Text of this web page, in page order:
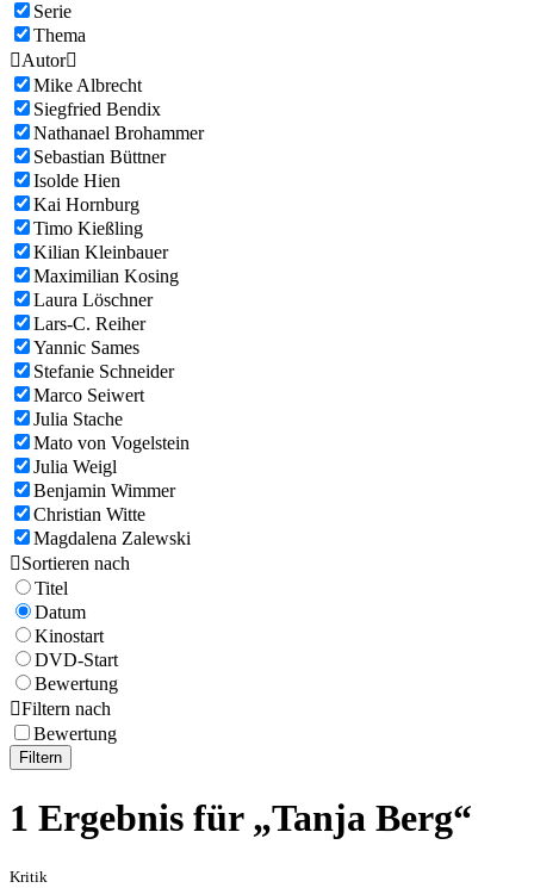
Serie
Thema
Autor
Mike Albrecht
Siegfried Bendix
Nathanael Brohammer
Sebastian Büttner
Isolde Hien
Kai Hornburg
Timo Kießling
Kilian Kleinbauer
Maximilian Kosing
Laura Löschner
Lars-C. Reiher
Yannic Sames
Stefanie Schneider
Marco Seiwert
Julia Stache
Mato von Vogelstein
Julia Weigl
Benjamin Wimmer
Christian Witte
Magdalena Zalewski
Sortieren nach
Titel
Datum
Kinostart
DVD-Start
Bewertung
Filtern nach
Bewertung
Filtern
1 Ergebnis für „Tanja Berg“
Kritik